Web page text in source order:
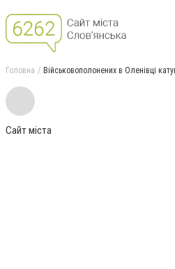
Головна Військовополонених в Оленівці
Сайт міста